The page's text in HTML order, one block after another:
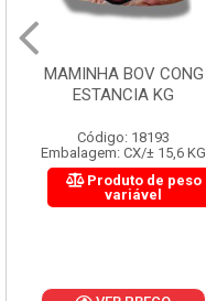
MAMINHA BOV CONG
ESTANCIA KG
Código: 18193
Embalagem: CX/± 15,6 KG
Produto de peso
variável